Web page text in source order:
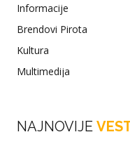
Informacije
Brendovi Pirota
Kultura
Multimedija
NAJNOVIJE